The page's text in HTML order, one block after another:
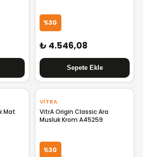
%30
₺ 4.546,08
Mat
VITRA
VitrA Origin Classic Ara
Musluk Krom A45259
%30